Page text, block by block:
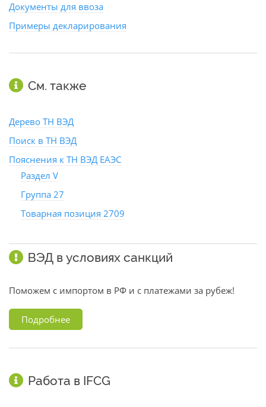
Документы для ввоза
Примеры декларирования
См. также
Дерево ТН ВЭД
Поиск в ТН ВЭД
Пояснения к ТН ВЭД ЕАЭС
Раздел V
Группа 27
Товарная позиция 2709
ВЭД в условиях санкций
Поможем с импортом в РФ и с платежами за рубеж!
Подробнее
Работа в IFCG